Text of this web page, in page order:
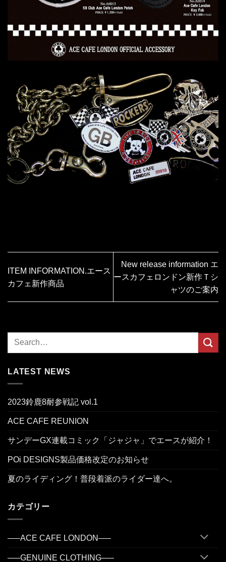
ITEM INFORMATION.エース
カフェ新作商品
New release information エ
ースカフェロンドン新作Ｔシ
ャツのご案内
LATEST NEWS
2023鈴鹿8耐参戦記 vol.1
ACE CAFE REUNION
サンデーGX連載コミック「ジャジャ」でエースが紹介！
POi DESIGNS製品価格改定のお知らせ
夏のライディング！普段着派のライダー達へ。
カテゴリー
—–ACE CAFE LONDON—–
—–GENUINE CLOTHING—–